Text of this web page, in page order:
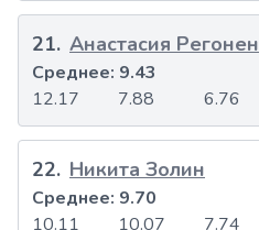
21. Анастасия Регонен
12.17 7.88 6.76
Среднее: 9.43
22. Никита Золин
10.11 10.07 7.74
Среднее: 9.70